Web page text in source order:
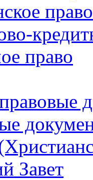
право
право
Завет